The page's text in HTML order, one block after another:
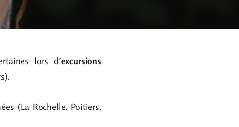
lors d’excursions
(La Rochelle, Poitiers,